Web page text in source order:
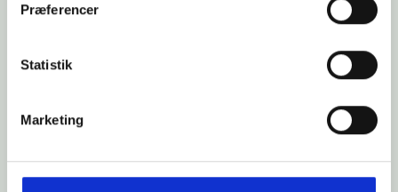
Præferencer
Statistik
Marketing